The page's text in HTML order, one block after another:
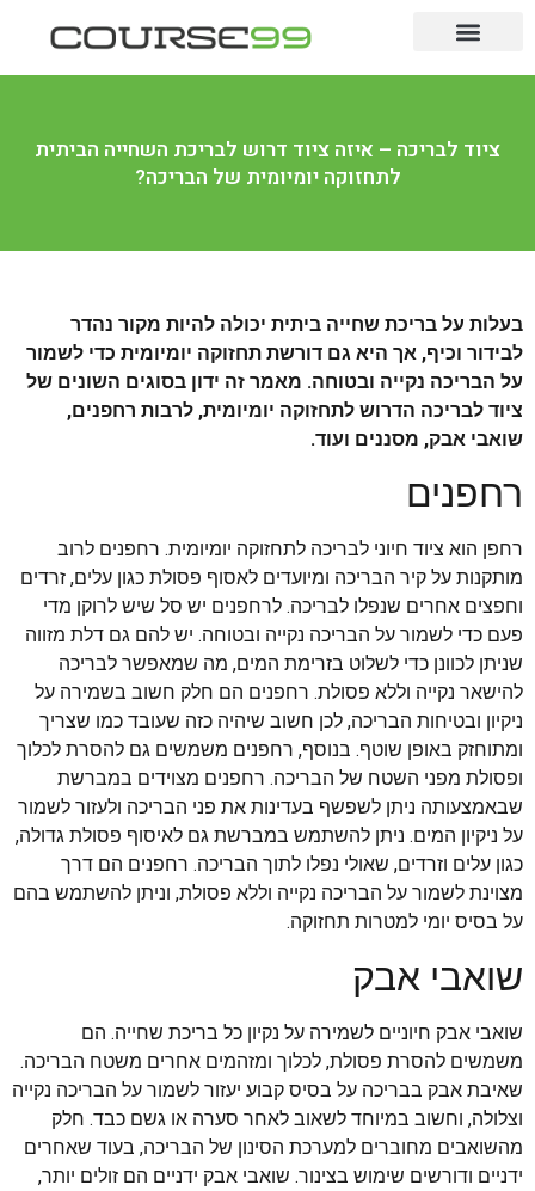
ציוד לבריכה – איזה ציוד דרוש לבריכת השחייה הביתית
לתחזוקה יומיומית של הבריכה?
בעלות על בריכת שחייה ביתית יכולה להיות מקור נהדר
לבידור וכיף, אך היא גם דורשת תחזוקה יומיומית כדי לשמור
על הבריכה נקייה ובטוחה. מאמר זה ידון בסוגים השונים של
ציוד לבריכה הדרוש לתחזוקה יומיומית, לרבות רחפנים,
שואבי אבק, מסננים ועוד.
רחפנים
רחפן הוא ציוד חיוני לבריכה לתחזוקה יומיומית. רחפנים לרוב
מותקנות על קיר הבריכה ומיועדים לאסוף פסולת כגון עלים, זרדים
וחפצים אחרים שנפלו לבריכה. לרחפנים יש סל שיש לרוקן מדי
פעם כדי לשמור על הבריכה נקייה ובטוחה. יש להם גם דלת מזווה
שניתן לכוונן כדי לשלוט בזרימת המים, מה שמאפשר לבריכה
להישאר נקייה וללא פסולת. רחפנים הם חלק חשוב בשמירה על
ניקיון ובטיחות הבריכה, לכן חשוב שיהיה כזה שעובד כמו שצריך
ומתוחזק באופן שוטף. בנוסף, רחפנים משמשים גם להסרת לכלוך
ופסולת מפני השטח של הבריכה. רחפנים מצוידים במברשת
שבאמצעותה ניתן לשפשף בעדינות את פני הבריכה ולעזור לשמור
על ניקיון המים. ניתן להשתמש במברשת גם לאיסוף פסולת גדולה,
כגון עלים וזרדים, שאולי נפלו לתוך הבריכה. רחפנים הם דרך
מצוינת לשמור על הבריכה נקייה וללא פסולת, וניתן להשתמש בהם
על בסיס יומי למטרות תחזוקה.
שואבי אבק
שואבי אבק חיוניים לשמירה על נקיון כל בריכת שחייה. הם
משמשים להסרת פסולת, לכלוך ומזהמים אחרים משטח הבריכה.
שאיבת אבק בבריכה על בסיס קבוע יעזור לשמור על הבריכה נקייה
וצלולה, וחשוב במיוחד לשאוב לאחר סערה או גשם כבד. חלק
מהשואבים מחוברים למערכת הסינון של הבריכה, בעוד שאחרים
ידניים ודורשים שימוש בצינור. שואבי אבק ידניים הם זולים יותר,